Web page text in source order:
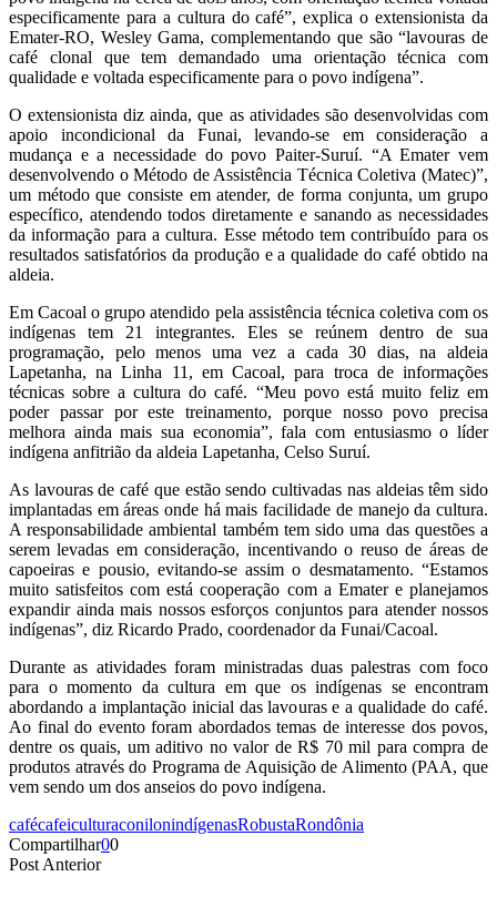
especificamente para a cultura do café”, explica o extensionista da
Emater-RO, Wesley Gama, complementando que são “lavouras de
café clonal que tem demandado uma orientação técnica com
qualidade e voltada especificamente para o povo indígena”.
O extensionista diz ainda, que as atividades são desenvolvidas com
apoio incondicional da Funai, levando-se em consideração a
mudança e a necessidade do povo Paiter-Suruí. “A Emater vem
desenvolvendo o Método de Assistência Técnica Coletiva (Matec)”,
um método que consiste em atender, de forma conjunta, um grupo
específico, atendendo todos diretamente e sanando as necessidades
da informação para a cultura. Esse método tem contribuído para os
resultados satisfatórios da produção e a qualidade do café obtido na
aldeia.
Em Cacoal o grupo atendido pela assistência técnica coletiva com os
indígenas tem 21 integrantes. Eles se reúnem dentro de sua
programação, pelo menos uma vez a cada 30 dias, na aldeia
Lapetanha, na Linha 11, em Cacoal, para troca de informações
técnicas sobre a cultura do café. “Meu povo está muito feliz em
poder passar por este treinamento, porque nosso povo precisa
melhora ainda mais sua economia”, fala com entusiasmo o líder
indígena anfitrião da aldeia Lapetanha, Celso Suruí.
As lavouras de café que estão sendo cultivadas nas aldeias têm sido
implantadas em áreas onde há mais facilidade de manejo da cultura.
A responsabilidade ambiental também tem sido uma das questões a
serem levadas em consideração, incentivando o reuso de áreas de
capoeiras e pousio, evitando-se assim o desmatamento. “Estamos
muito satisfeitos com está cooperação com a Emater e planejamos
expandir ainda mais nossos esforços conjuntos para atender nossos
indígenas”, diz Ricardo Prado, coordenador da Funai/Cacoal.
Durante as atividades foram ministradas duas palestras com foco
para o momento da cultura em que os indígenas se encontram
abordando a implantação inicial das lavouras e a qualidade do café.
Ao final do evento foram abordados temas de interesse dos povos,
dentre os quais, um aditivo no valor de R$ 70 mil para compra de
produtos através do Programa de Aquisição de Alimento (PAA, que
vem sendo um dos anseios do povo indígena.
cafécafeiculturaconilonindígenasRobustaRondônia
Compartilhar00
Post Anterior